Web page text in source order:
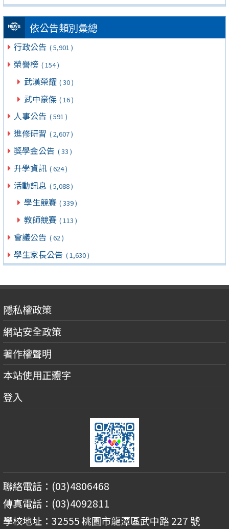
依公告類別彙總
行政公告 ( 5,901 )
榮譽榜 ( 154 )
武漢榮耀 ( 30 )
武中豪傑 ( 16 )
人事公告 ( 591 )
進修研習 ( 2,607 )
獎學金公告 ( 33 )
升學資訊 ( 624 )
活動訊息 ( 5,088 )
學生競賽 ( 339 )
教師競賽 ( 113 )
會議公告 ( 62 )
學生家長公告 ( 1,630 )
隱私權政策
網站安全政策
著作權聲明
本站使用正體字
登入
聯絡電話：(03)4806468
傳真電話：(03)4092811
學校地址：32555 桃園市龍潭區武中路 227 號